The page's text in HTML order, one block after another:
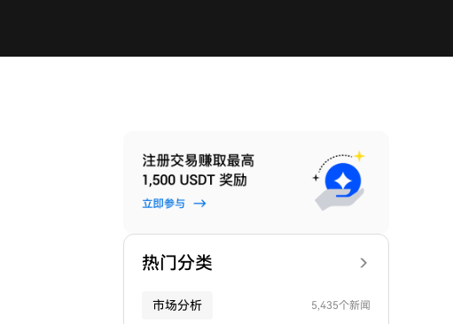
热门分类
市场分析 5,435个新闻